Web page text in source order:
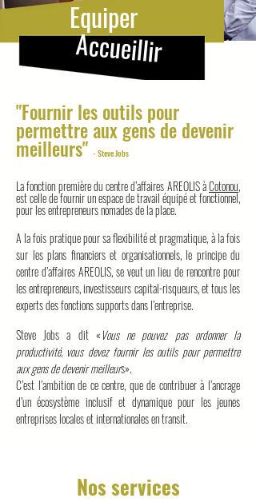
Equiper
Accueillir
"Fournir les outils pour
permettre aux gens de devenir
meilleurs" - Steve Jobs
La fonction première du centre d’affaires AREOLIS àCotonou,
est celle de fournir un espace de travail équipé et fonctionnel,
pour les entrepreneurs nomades de la place.
A la fois pratique pour sa flexibilité et pragmatique, à la fois
sur les plans financiers et organisationnels, le principe du
centre d’affaires AREOLIS, se veut un lieu de rencontre pour
les entrepreneurs, investisseurs capital-risqueurs, et tous les
experts des fonctions supports dans l’entreprise.
Steve Jobs a dit «Vous ne pouvez pas ordonner la
productivité, vous devez fournir les outils pour permettre
aux gens de devenir meilleurs».
C’est l’ambition de ce centre, que de contribuer à l’ancrage
d’un écosystème inclusif et dynamique pour les jeunes
entreprises locales et internationales en transit.
Nos services